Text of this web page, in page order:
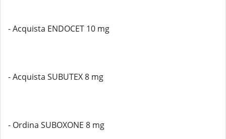
- Acquista ENDOCET 10 mg
- Acquista SUBUTEX 8 mg
- Ordina SUBOXONE 8 mg